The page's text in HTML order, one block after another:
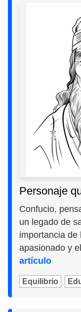
Personaje
Confucio,
un legado de
importancia de
apasionado y
artículo
Equilibrio